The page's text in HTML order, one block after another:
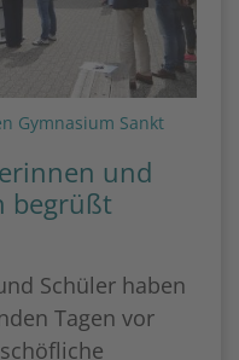
Gymnasium Sankt
und
begrüßt
Schüler haben
Tagen vor